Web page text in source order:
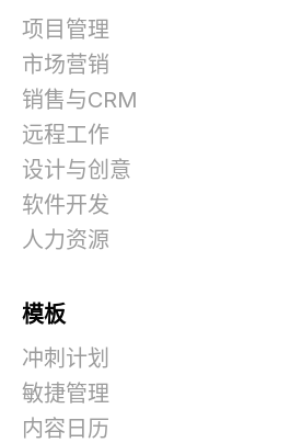
项目管理
市场营销
销售与CRM
远程工作
设计与创意
软件开发
人力资源
模板
冲刺计划
敏捷管理
内容日历